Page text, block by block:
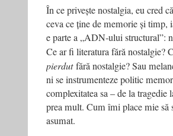
În ce privește nostalgia, eu cred
ceva ce ține de memorie și timp,
e parte a „ADN‑ului structural”:
Ce ar fi literatura fără nostalgie?
pierdutfără nostalgie? Sau
ni se instrumenteze politic
complexitatea sa – de la
prea mult. Cum îmi place mie să
asumat.